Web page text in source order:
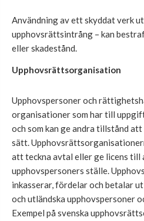
Användning av ett skyddat verk
upphovsrättsintrång – kan
eller skadestånd.
Upphovsrättsorganisation
Upphovspersoner och
organisationer som har till
och som kan ge andra tillstånd
sätt.
att teckna avtal eller ge licens till
upphovspersoners ställe.
inkasserar, fördelar och betalar
och utländska upphovspersoner
Exempel på svenska